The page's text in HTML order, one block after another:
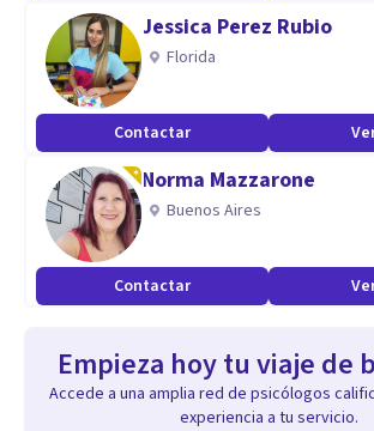
Jessica Perez Rubio
Florida
Contactar
Norma Mazzarone
Buenos Aires
Contactar
Empieza hoy tu viaje de
Accede a una amplia red de psicólogos
experiencia a tu servicio.